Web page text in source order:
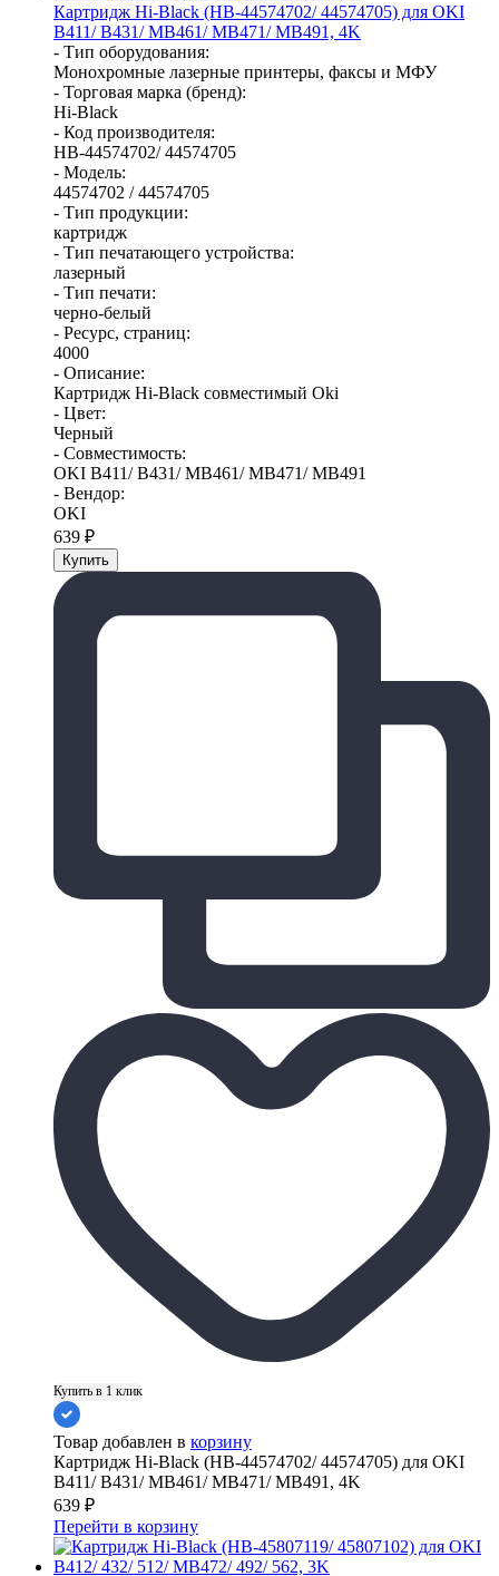
Картридж Hi-Black (HB-44574702/ 44574705) для OKI
B411/ B431/ MB461/ MB471/ MB491, 4K
- Тип оборудования:
Монохромные лазерные принтеры, факсы и МФУ
- Торговая марка (бренд):
Hi-Black
- Код производителя:
HB-44574702/ 44574705
- Модель:
44574702 / 44574705
- Тип продукции:
картридж
- Тип печатающего устройства:
лазерный
- Тип печати:
черно-белый
- Ресурс, страниц:
4000
- Описание:
Картридж Hi-Black совместимый Oki
- Цвет:
Черный
- Совместимость:
OKI B411/ B431/ MB461/ MB471/ MB491
- Вендор:
OKI
639 ₽
Купить в 1 клик
Товар добавлен в корзину
Картридж Hi-Black (HB-44574702/ 44574705) для OKI
B411/ B431/ MB461/ MB471/ MB491, 4K
639 ₽
Перейти в корзину